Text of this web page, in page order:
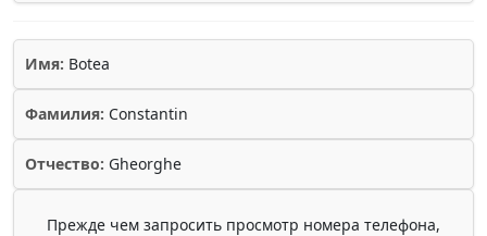
Имя: Botea
Фамилия: Constantin
Отчество: Gheorghe
Прежде чем запросить просмотр номера телефона,